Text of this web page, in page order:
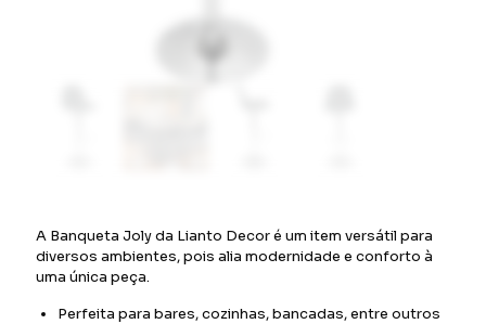
A Banqueta Joly da Lianto Decor é um item versátil para
diversos ambientes, pois alia modernidade e conforto à
uma única peça.
Perfeita para bares, cozinhas, bancadas, entre outros